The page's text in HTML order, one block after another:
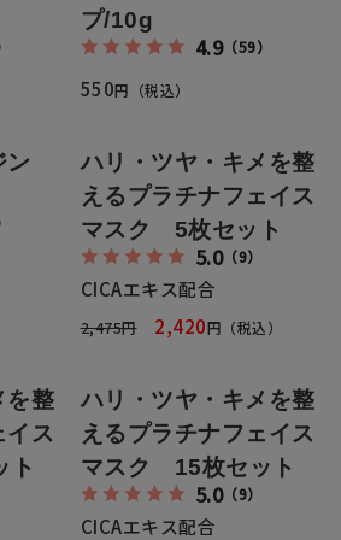
スキンケア
メイクアップ
サプリメント
ヘアケア
シミ・くすみ
たるみ・むくみ
しわ・小じわ
全商品一覧
お買い
メンバー特典
お支払方法
送料・配送について
定期便サービスについて
定期便サービス対象商品
プライバシーポリシー
プ/10g
4.9（59）
550円（税込）
ン
ハリ・ツヤ・キメを整
えるプラチナフェイス
マスク 5枚セット
5.0（9）
CICAエキス配合
2,475円 2,420円（税込）
を整
イス
ト
ハリ・ツヤ・キメを整
えるプラチナフェイス
マスク 15枚セット
5.0（9）
CICAエキス配合